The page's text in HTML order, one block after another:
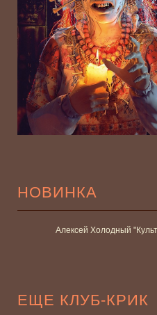
НОВИНКА
Алексей Холодный
ЕЩЕ КЛУБ-КРИК